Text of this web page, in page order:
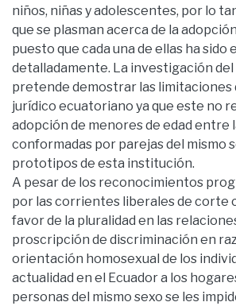
niños, niñas y adolescentes, por lo
que se plasman acerca de la
puesto que cada una de ellas ha sido
detalladamente. La investigación
pretende demostrar las limitaciones
jurídico ecuatoriano ya que este no
adopción de menores de edad entre
conformadas por parejas del mismo
prototipos de esta institución.
A pesar de los reconocimientos
por las corrientes liberales de corte
favor de la pluralidad en las
proscripción de discriminación en
orientación homosexual de los
actualidad en el Ecuador a los
personas del mismo sexo se les